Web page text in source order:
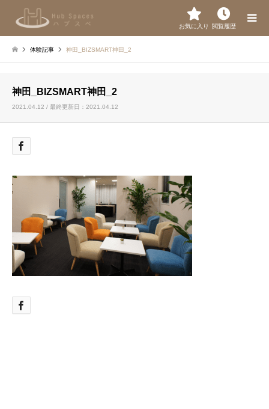
お気に入り 閲覧履歴
体験記事 神田_BIZSMART神田_2
神田_BIZSMART神田_2
2021.04.12 / 最終更新日：2021.04.12